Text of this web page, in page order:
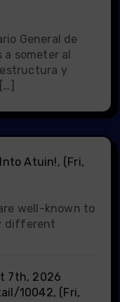
General de
a someter al
estructura y
Atuin!, (Fri,
well-known to
different
7th, 2026
10042, (Fri,